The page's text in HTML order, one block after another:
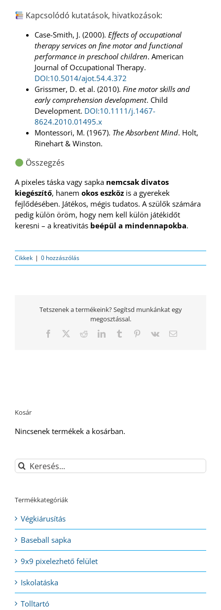
Kapcsolódó kutatások, hivatkozások:
Case-Smith, J. (2000). Effects of occupational
therapy services on fine motor and functional
performance in preschool children. American
Journal of Occupational Therapy.
DOI:10.5014/ajot.54.4.372
Grissmer, D. et al. (2010). Fine motor skills and
early comprehension development. Child
Development. DOI:10.1111/j.1467-
8624.2010.01495.x
Montessori, M. (1967). The Absorbent Mind. Holt,
Rinehart & Winston.
Összegzés
A pixeles táska vagy sapka nemcsak divatos
kiegészítő, hanem okos eszközis a gyerekek
fejlődésében. Játékos, mégis tudatos. A szülők számára
pedig külön öröm, hogy nem kell külön játékidőt
keresni – a kreativitás beépül a mindennapokba.
Cikkek | 0 hozzászólás
Tetszenek a termékeink? Segítsd munkánkat egy
megosztással.
Facebook
TwitterRedditLinkedInTumblr Pinterest
Vk Email:
Kosár
Nincsenek termékek a kosárban.
Keresés...
Termékkategóriák
Végkiárusítás
Baseball sapka
9x9 pixelezhető felület
Iskolatáska
Tolltartó